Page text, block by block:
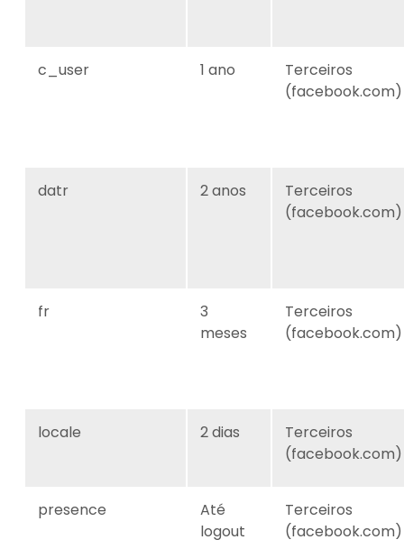
c_user 1 ano
Terceiros
(facebook.com)
datr 2 anos
Terceiros
(facebook.com)
fr
3
meses
Terceiros
(facebook.com)
locale 2 dias
Terceiros
(facebook.com)
presence
Até
logout
Terceiros
(facebook.com)